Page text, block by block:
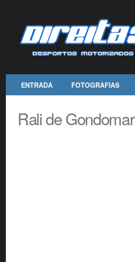
ENTRADA FOTOGRAFIAS
Rali de Gondomar